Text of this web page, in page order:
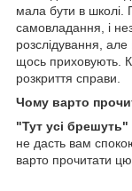
мала бути в школі.
самовладання, і
розслідування,
щось приховують.
розкриття справи.
Чому варто
"Тут усі брешуть"
не дасть вам
варто прочитати цю